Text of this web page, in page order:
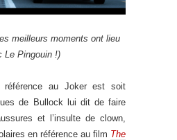
meilleurs moments ont lieu
Le Pingouin !)
référence au Joker est soit
de Bullock lui dit de faire
et l’insulte de clown,
en référence au film The